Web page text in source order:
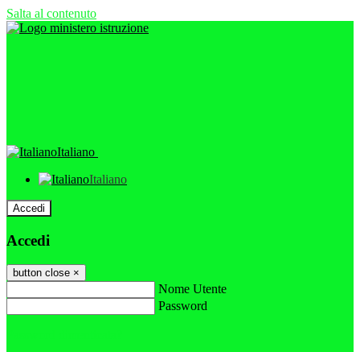
Salta al contenuto
Italiano
Italiano
Accedi
Accedi
button close ×
Nome Utente
Password